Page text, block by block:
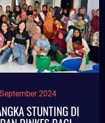
2024
STUNTING DI